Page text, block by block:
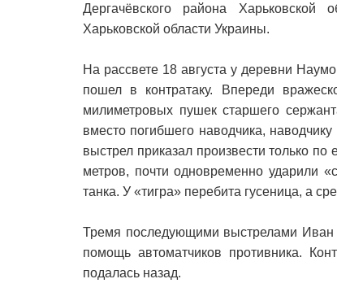
Дергачёвского района
Харьковской области Украины.
На рассвете 18 августа у деревни
пошел в контратаку. Впереди
милиметровых пушек старшего
вместо погибшего наводчика,
выстрел приказал произвести только по
метров, почти одновременно ударили
танка. У «тигра» перебита гусеница, а
Тремя последующими выстрелами Иван
помощь автоматчиков противника.
подалась назад.